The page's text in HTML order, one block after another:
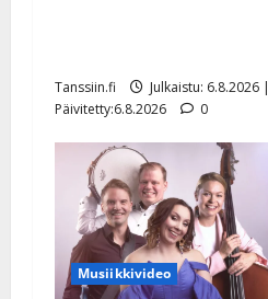
Tanssiin.fi
Julkaistu: 6.8.2026 |
Päivitetty:6.8.2026
0
Musiikkivideo